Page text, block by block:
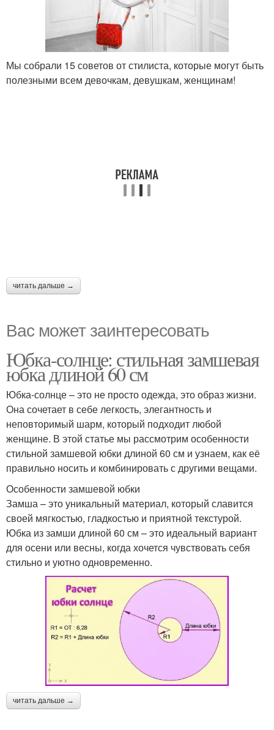
Мы собрали 15 советов от стилиста, которые могут быть
полезными всем девочкам, девушкам, женщинам!
читать дальше →
Вас может заинтересовать
Юбка-солнце: стильная замшевая
юбка длиной 60 см
Юбка-солнце – это не просто одежда, это образ жизни.
Она сочетает в себе легкость, элегантность и
неповторимый шарм, который подходит любой
женщине. В этой статье мы рассмотрим особенности
стильной замшевой юбки длиной 60 см и узнаем, как её
правильно носить и комбинировать с другими вещами.
Особенности замшевой юбки
Замша – это уникальный материал, который славится
своей мягкостью, гладкостью и приятной текстурой.
Юбка из замши длиной 60 см – это идеальный вариант
для осени или весны, когда хочется чувствовать себя
стильно и уютно одновременно.
читать дальше →